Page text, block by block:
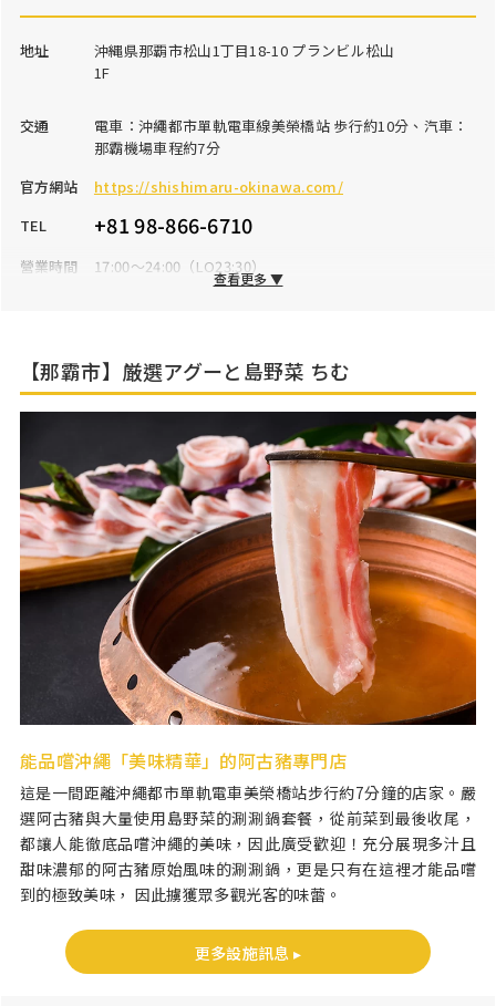
地址
沖縄県那覇市松山1丁目18-10 プランビル松山
1F
交通
電車：沖繩都市單軌電車線美榮橋站 歩行約10分、汽車：
那霸機場車程約7分
官方網站
https://shishimaru-okinawa.com/
TEL
+81 98-866-6710
營業時間
17:00～24:00（LO23:30）
查看更多 ▼
【那霸市】厳選アグーと島野菜 ちむ
能品嚐沖繩「美味精華」的阿古豬專門店
這是一間距離沖繩都市單軌電車美榮橋站步行約7分鐘的店家。嚴
選阿古豬與大量使用島野菜的涮涮鍋套餐，從前菜到最後收尾，
都讓人能徹底品嚐沖繩的美味，因此廣受歡迎！充分展現多汁且
甜味濃郁的阿古豬原始風味的涮涮鍋，更是只有在這裡才能品嚐
到的極致美味， 因此擄獲眾多觀光客的味蕾。
更多設施訊息 ▸